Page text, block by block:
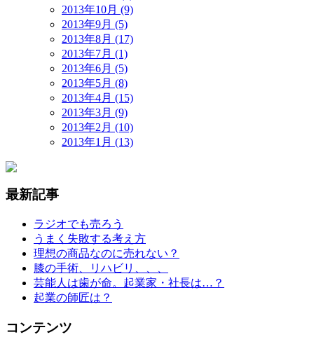
2013年10月 (9)
2013年9月 (5)
2013年8月 (17)
2013年7月 (1)
2013年6月 (5)
2013年5月 (8)
2013年4月 (15)
2013年3月 (9)
2013年2月 (10)
2013年1月 (13)
最新記事
ラジオでも売ろう
うまく失敗する考え方
理想の商品なのに売れない？
膝の手術、リハビリ、、、
芸能人は歯が命。起業家・社長は…？
起業の師匠は？
コンテンツ